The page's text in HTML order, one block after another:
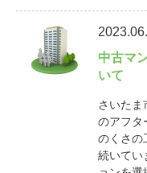
中古マ
いて
さいたま
のアフタ
のくさの
続いてい